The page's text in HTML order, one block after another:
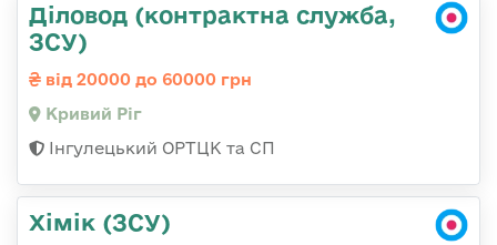
Діловод (контрактна служба,
ЗСУ)
від 20000 до 60000 грн
Кривий Ріг
Інгулецький ОРТЦК та СП
Хімік (ЗСУ)